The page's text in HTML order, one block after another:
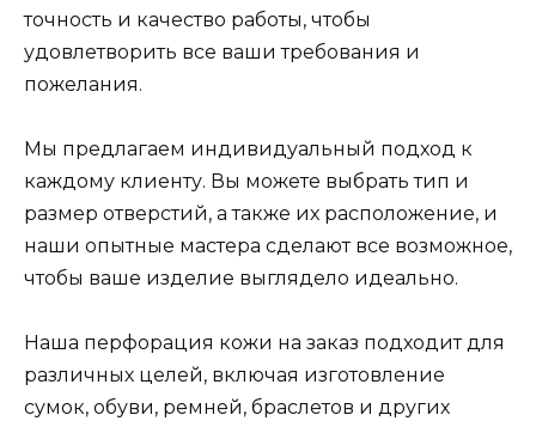
точность и качество работы, чтобы
удовлетворить все ваши требования и
пожелания.
Мы предлагаем индивидуальный подход к
каждому клиенту. Вы можете выбрать тип и
размер отверстий, а также их расположение, и
наши опытные мастера сделают все возможное,
чтобы ваше изделие выглядело идеально.
Наша перфорация кожи на заказ подходит для
различных целей, включая изготовление
сумок, обуви, ремней, браслетов и других